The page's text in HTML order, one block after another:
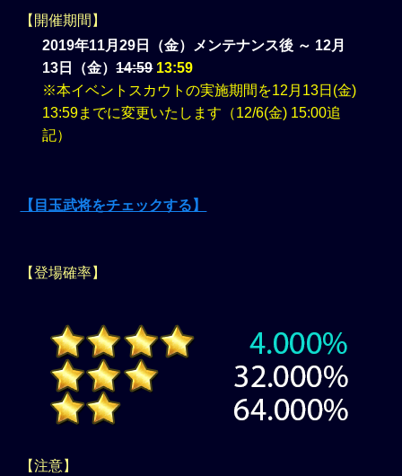
【開催期間】
2019年11月29日（金）メンテナンス後 ～ 12月
13日（金）14:59 13:59
※本イベントスカウトの実施期間を12月13日(金)
13:59までに変更いたします（12/6(金) 15:00追
記）
【目玉武将をチェックする】
【登場確率】
【注意】